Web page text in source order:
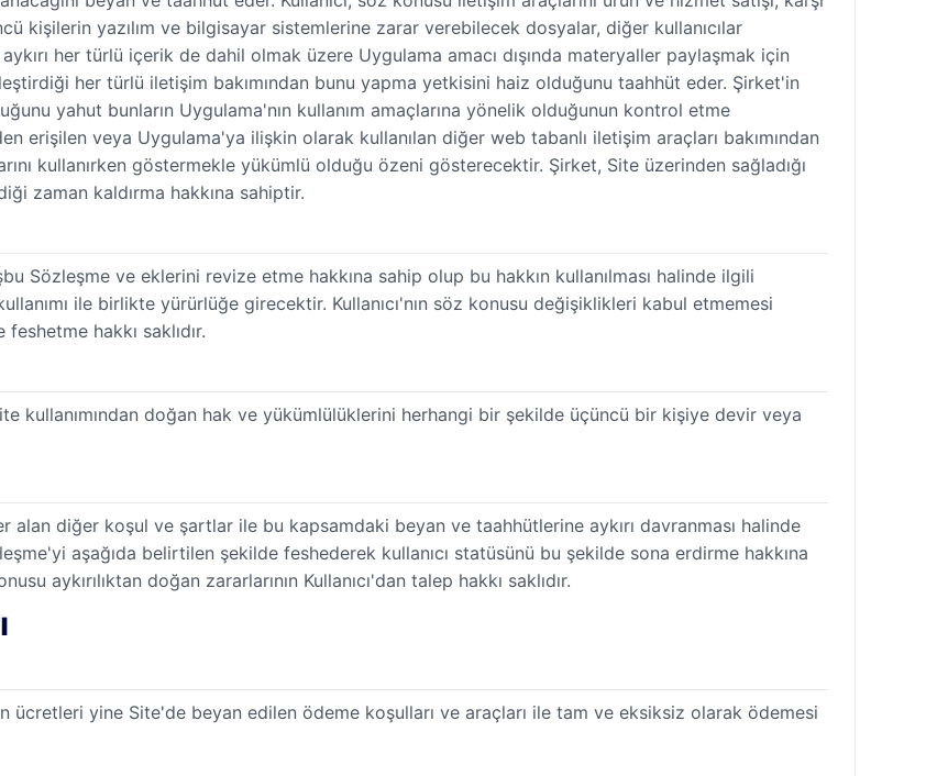
kişilerin yazılım ve bilgisayar sistemlerine zarar verebilecek dosyalar, diğer kullanıcılar
her türlü içerik de dahil olmak üzere Uygulama amacı dışında materyaller paylaşmak için
her türlü iletişim bakımından bunu yapma yetkisini haiz olduğunu taahhüt eder. Şirket'in
yahut bunların Uygulama'nın kullanım amaçlarına yönelik olduğunun kontrol etme
erişilen veya Uygulama'ya ilişkin olarak kullanılan diğer web tabanlı iletişim araçları bakımından
kullanırken göstermekle yükümlü olduğu özeni gösterecektir. Şirket, Site üzerinden sağladığı
zaman kaldırma hakkına sahiptir.
Sözleşme ve eklerini revize etme hakkına sahip olup bu hakkın kullanılması halinde ilgili
ile birlikte yürürlüğe girecektir. Kullanıcı'nın söz konusu değişiklikleri kabul etmemesi
hakkı saklıdır.
Site kullanımından doğan hak ve yükümlülüklerini herhangi bir şekilde üçüncü bir kişiye devir veya
alan diğer koşul ve şartlar ile bu kapsamdaki beyan ve taahhütlerine aykırı davranması halinde
aşağıda belirtilen şekilde feshederek kullanıcı statüsünü bu şekilde sona erdirme hakkına
aykırılıktan doğan zararlarının Kullanıcı'dan talep hakkı saklıdır.
ücretleri yine Site'de beyan edilen ödeme koşulları ve araçları ile tam ve eksiksiz olarak ödemesi